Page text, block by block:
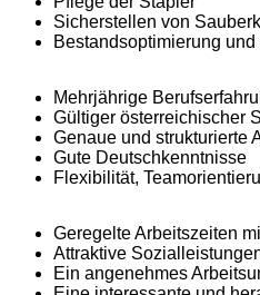
Sicherstellen von
Bestandsoptimierung
Mehrjährige
Gültiger österreichischer
Genaue und strukturierte
Gute Deutschkenntnisse
Flexibilität,
Geregelte Arbeitszeiten
Attraktive
Ein angenehmes